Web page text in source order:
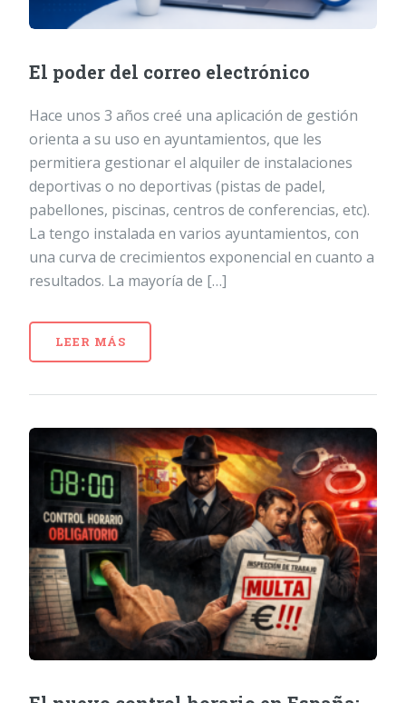
El poder del correo electrónico
Hace unos 3 años creé una aplicación de gestión
orienta a su uso en ayuntamientos, que les
permitiera gestionar el alquiler de instalaciones
deportivas o no deportivas (pistas de padel,
pabellones, piscinas, centros de conferencias, etc).
La tengo instalada en varios ayuntamientos, con
una curva de crecimientos exponencial en cuanto a
resultados. La mayoría de […]
LEER MÁS